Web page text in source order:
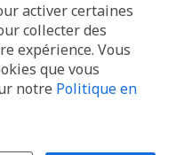
activer certaines
collecter des
expérience. Vous
que vous
notre Politique en